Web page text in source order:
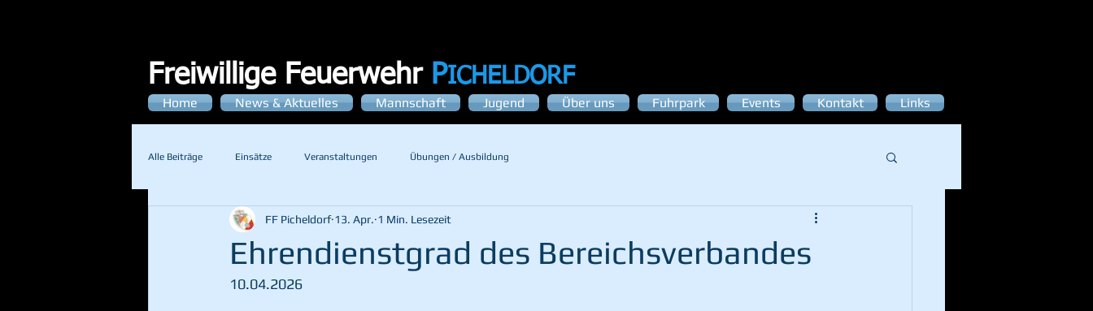
Freiwillige Feuerwehr PICHELDORF
Home News & Aktuelles Mannschaft Jugend Über uns Fuhrpark Events Kontakt Links
Alle Beiträge Einsätze Veranstaltungen Übungen / Ausbildung
Ehrendienstgrad des Bereichsverbandes
FF Picheldorf 13. Apr. 1 Min. Lesezeit
10.04.2026